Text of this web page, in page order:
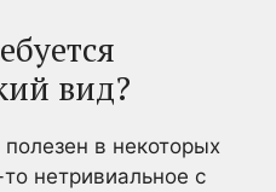
вид?
в некоторых
нетривиальное с